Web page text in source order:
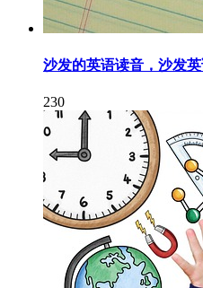
沙发的英语读音，沙发
230